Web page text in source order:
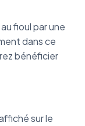
fioul par une
dans ce
bénéficier
sur le